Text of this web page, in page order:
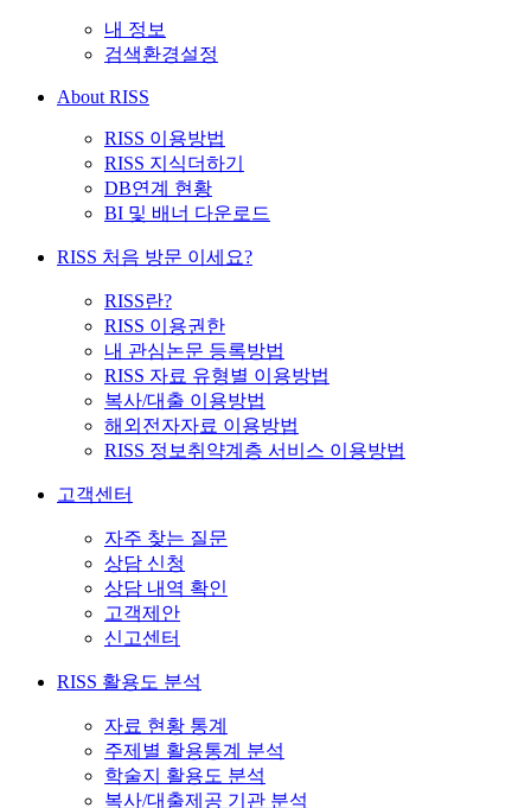
내 정보
검색환경설정
About RISS
RISS 이용방법
RISS 지식더하기
DB연계 현황
BI 및 배너 다운로드
RISS 처음 방문 이세요?
RISS란?
RISS 이용권한
내 관심논문 등록방법
RISS 자료 유형별 이용방법
복사/대출 이용방법
해외전자자료 이용방법
RISS 정보취약계층 서비스 이용방법
고객센터
자주 찾는 질문
상담 신청
상담 내역 확인
고객제안
신고센터
RISS 활용도 분석
자료 현황 통계
주제별 활용통계 분석
학술지 활용도 분석
복사/대출제공 기관 분석